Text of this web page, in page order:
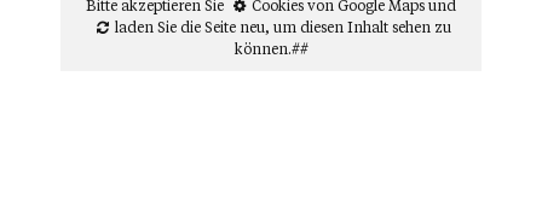
Bitte akzeptieren Sie
Cookies von Google Mapsund
laden Sie die Seite neu, um diesen Inhalt sehen zu
können.##